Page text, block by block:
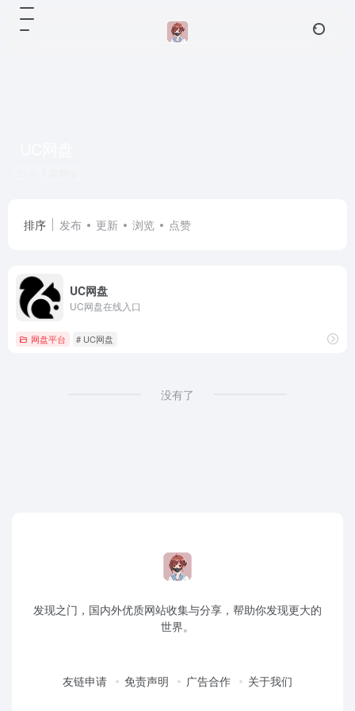
排序 发布 更新 浏览 点赞
UC网盘
UC网盘在线入口
网盘平台 # UC网盘
没有了
发现之门，国内外优质网站收集与分享，帮助你发现更大的
世界。
友链申请 免责声明 广告合作 关于我们